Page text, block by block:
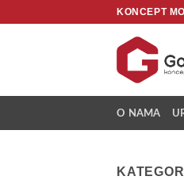
KONCEPT
O NAMA